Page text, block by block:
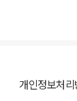
개인정보처리